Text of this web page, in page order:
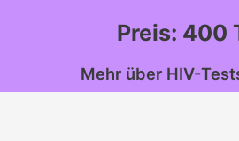
Preis: 400
Mehr über HIV-